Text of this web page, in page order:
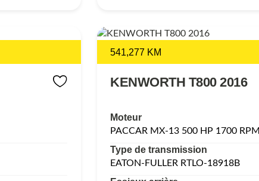
541,277 KM
KENWORTH T800 2016
Moteur
PACCAR MX-13 500 HP 1700 RPM
Type de transmission
EATON-FULLER RTLO-18918B